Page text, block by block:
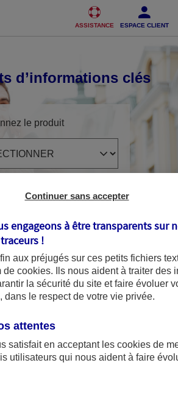
Accéder au Pied de page
ASSISTANCE ESPACE CLIENT
d’informations clés
le produit
Privée
Documents
Continuer sans accepter
engageons à être transparents sur
!
aux préjugés sur ces petits fichiers
de cookies. Ils nous aident à traiter des
la sécurité du site et faire évoluer
dans le respect de votre vie privée.
attentes
satisfait en acceptant les cookies de
utilisateurs qui nous aident à faire